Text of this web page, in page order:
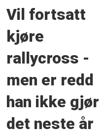
Vil fortsatt
kjøre
rallycross -
men er redd
han ikke gjør
det neste år